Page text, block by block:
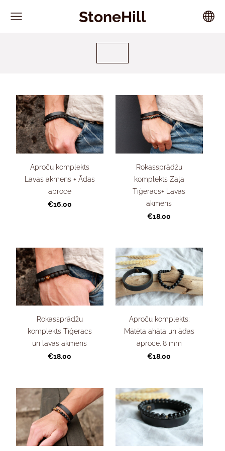
StoneHill
Aproču komplekts
Lavas akmens + Ādas
aproce
€16.00
Rokassprādžu
komplekts Zaļa
Tīģeracs+ Lavas
akmens
€18.00
Rokassprādžu
komplekts Tīģeracs
un lavas akmens
€18.00
Aproču komplekts:
Mātēta ahāta un ādas
aproce. 8 mm
€18.00